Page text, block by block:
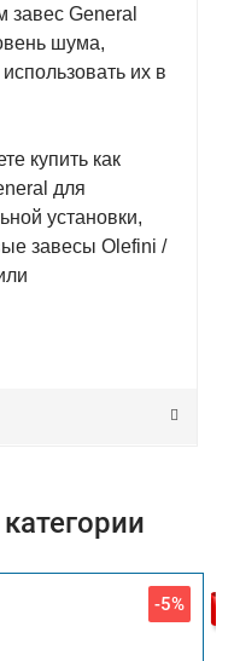
завес General
шума,
их в
купить как
для
установки,
завесы Olefini /
-5%